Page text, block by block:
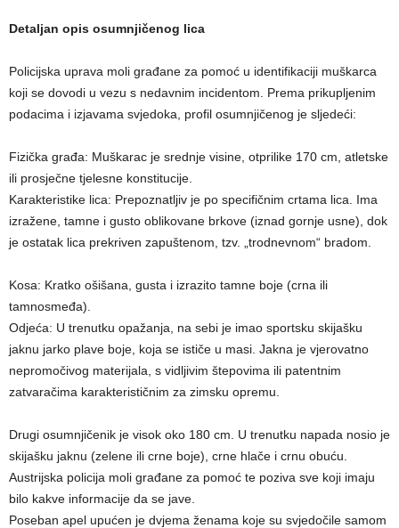
Detaljan opis osumnjičenog lica
Policijska uprava moli građane za pomoć u identifikaciji muškarca
koji se dovodi u vezu s nedavnim incidentom. Prema prikupljenim
podacima i izjavama svjedoka, profil osumnjičenog je sljedeći:
​Fizička građa: Muškarac je srednje visine, otprilike 170 cm, atletske
ili prosječne tjelesne konstitucije.
​Karakteristike lica: Prepoznatljiv je po specifičnim crtama lica. Ima
izražene, tamne i gusto oblikovane brkove (iznad gornje usne), dok
je ostatak lica prekriven zapuštenom, tzv. „trodnevnom“ bradom.
​Kosa: Kratko ošišana, gusta i izrazito tamne boje (crna ili
tamnosmeđa).
​Odjeća: U trenutku opažanja, na sebi je imao sportsku skijašku
jaknu jarko plave boje, koja se ističe u masi. Jakna je vjerovatno
nepromočivog materijala, s vidljivim štepovima ili patentnim
zatvaračima karakterističnim za zimsku opremu.
​Drugi osumnjičenik je visok oko 180 cm. U trenutku napada nosio je
skijašku jaknu (zelene ili crne boje), crne hlače i crnu obuću.
Austrijska policija moli građane za pomoć te poziva sve koji imaju
bilo kakve informacije da se jave.
​Poseban apel upućen je dvjema ženama koje su svjedočile samom